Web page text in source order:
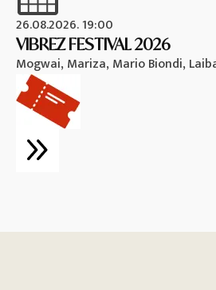
26.08.2026. 19:00
VIBREZ FESTIVAL 2026
Mogwai, Mariza, Mario Biondi,